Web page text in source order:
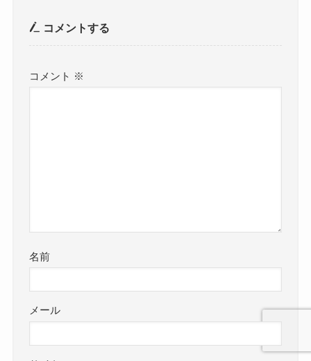
コメントする
コメント ※
名前
メール